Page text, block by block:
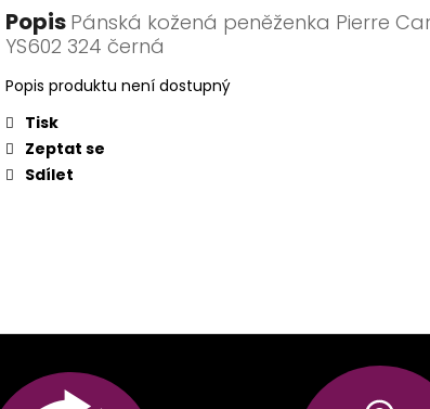
Popis Pánská kožená peněženka Pierre
YS602 324 černá
Popis produktu není dostupný
Tisk
Zeptat se
Sdílet